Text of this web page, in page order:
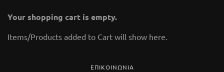
Your shopping cart is empty.
Items/Products added to Cart will show here.
ΕΠΙΚΟΙΝΩΝΙΑ